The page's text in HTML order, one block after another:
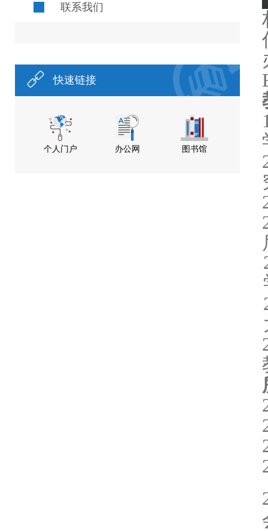
联系我们
快速链接
个人门户 办公网 图书馆